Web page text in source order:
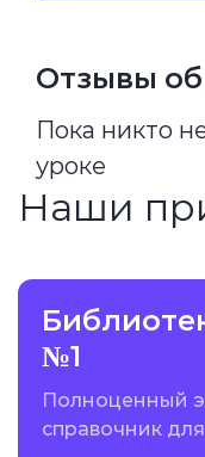
Отзывы об
Пока никто
уроке
Наши
№1
Полноценный
справочник